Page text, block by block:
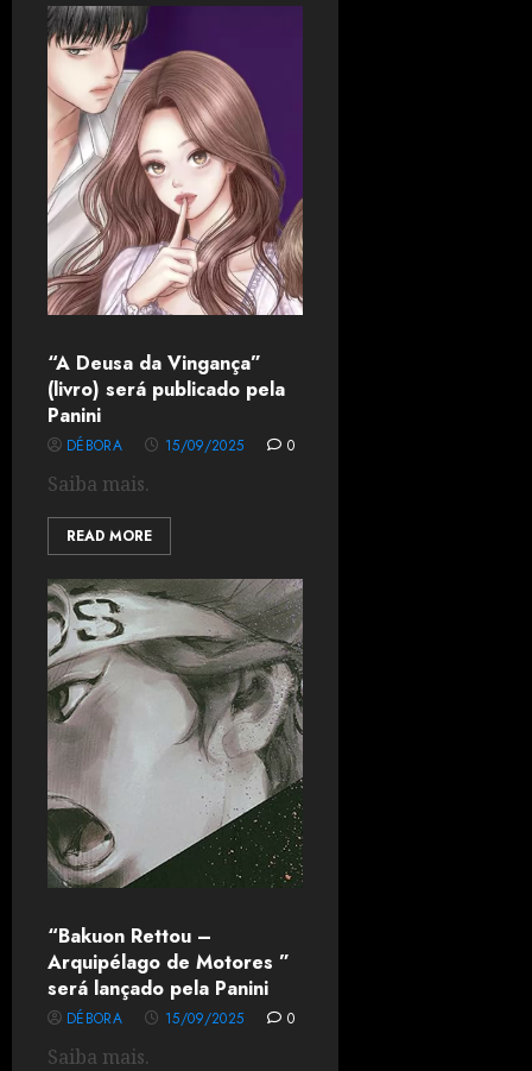
“A Deusa da Vingança”
(livro) será publicado pela
Panini
DÉBORA 15/09/2025 0
Saiba mais.
READ MORE
“Bakuon Rettou –
Arquipélago de Motores ”
será lançado pela Panini
DÉBORA 15/09/2025 0
Saiba mais.